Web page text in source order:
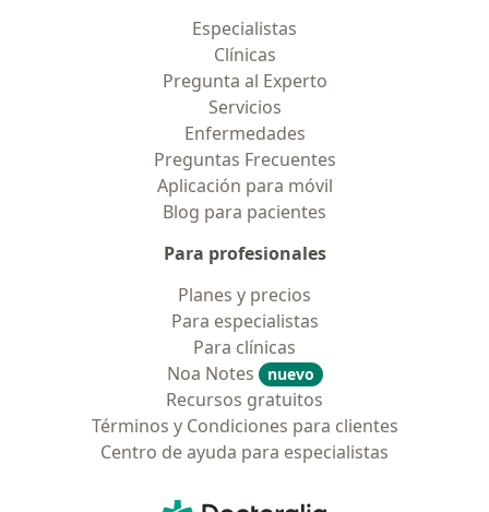
Especialistas
Clínicas
Pregunta al Experto
Servicios
Enfermedades
Preguntas Frecuentes
Aplicación para móvil
Blog para pacientes
Para profesionales
Planes y precios
Para especialistas
Para clínicas
Noa Notes
nuevo
Recursos gratuitos
Términos y Condiciones para clientes
Centro de ayuda para especialistas
Doctoralia - Página de inicio